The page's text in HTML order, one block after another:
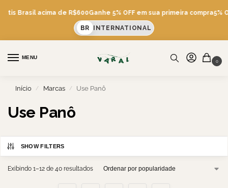
Brasil acima de R$600Ganhe 5% OFF em sua primeira compra5%
BR INTERNATIONAL
MENU
0
Início / Marcas / Use Panô
Use Panô
SHOW FILTERS
Exibindo 1–12 de 40 resultados